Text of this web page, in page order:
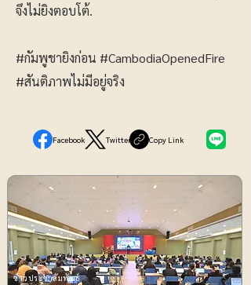
จึงไม่ยิงตอบโต้.
#กัมพูชายิงก่อน #CambodiaOpenedFire
#สันติภาพไม่มีอยู่จริง
Facebook Twitter Copy Link
ข่าวประชาสัมพันธ์